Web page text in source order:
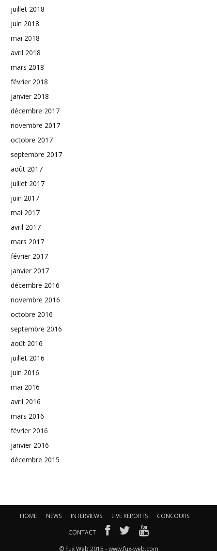
juillet 2018
juin 2018
mai 2018
avril 2018
mars 2018
février 2018
janvier 2018
décembre 2017
novembre 2017
octobre 2017
septembre 2017
août 2017
juillet 2017
juin 2017
mai 2017
avril 2017
mars 2017
février 2017
janvier 2017
décembre 2016
novembre 2016
octobre 2016
septembre 2016
août 2016
juillet 2016
juin 2016
mai 2016
avril 2016
mars 2016
février 2016
janvier 2016
décembre 2015
HOME NEWS INTERVIEWS LIVE REPORTS
CONCOURS
CONTACT
© Fux Web 2015 - www.fux-web.com